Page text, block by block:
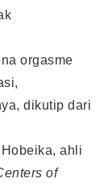
orgasme
dikutip dari
ahli
of